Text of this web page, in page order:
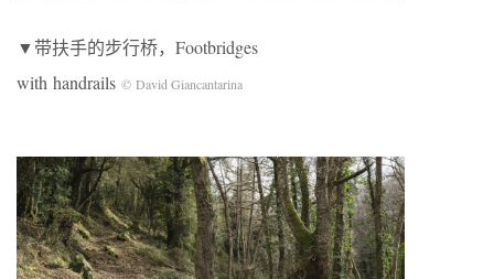
▼带扶手的步行桥，Footbridges
with handrails © David Giancantarina